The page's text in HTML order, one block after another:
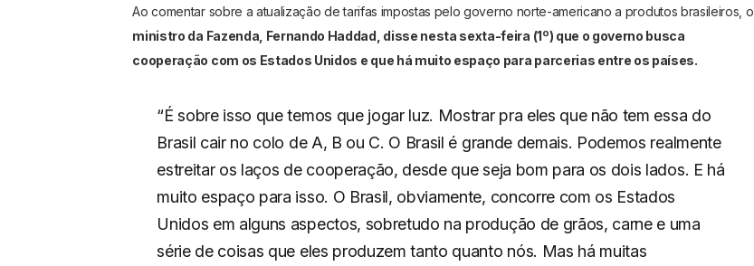
Ao comentar sobre a atualização de tarifas impostas pelo governo norte-americano a produtos brasileiros, o
ministro da Fazenda, Fernando Haddad, disse nesta sexta-feira (1º) que o governo busca
cooperação com os Estados Unidos e que há muito espaço para parcerias entre os países.
“É sobre isso que temos que jogar luz. Mostrar pra eles que não tem essa do
Brasil cair no colo de A, B ou C. O Brasil é grande demais. Podemos realmente
estreitar os laços de cooperação, desde que seja bom para os dois lados. E há
muito espaço para isso. O Brasil, obviamente, concorre com os Estados
Unidos em alguns aspectos, sobretudo na produção de grãos, carne e uma
série de coisas que eles produzem tanto quanto nós. Mas há muitas